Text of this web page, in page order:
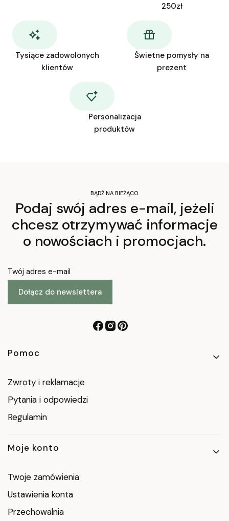
250zł
Tysiące zadowolonych
klientów
Świetne pomysły na
prezent
Personalizacja
produktów
BĄDŹ NA BIEŻĄCO
Podaj swój adres e-mail, jeżeli
chcesz otrzymywać informacje
o nowościach i promocjach.
Twój adres e-mail
Dołącz do newslettera
Linki w stopce
Pomoc
Zwroty i reklamacje
Pytania i odpowiedzi
Regulamin
Moje konto
Twoje zamówienia
Ustawienia konta
Przechowalnia